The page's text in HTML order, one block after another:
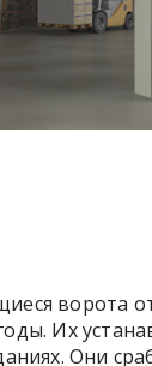
ворота
Их
Они